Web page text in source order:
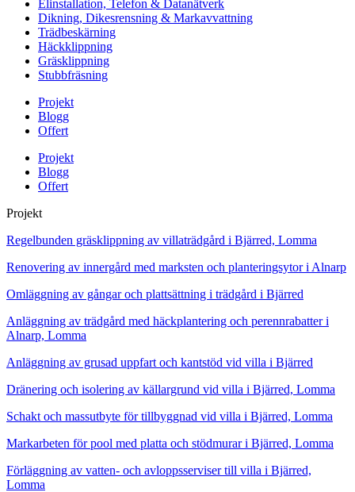
Elinstallation, Telefon & Datanätverk
Dikning, Dikesrensning & Markavvattning
Trädbeskärning
Häckklippning
Gräsklippning
Stubbfräsning
Projekt
Blogg
Offert
Projekt
Blogg
Offert
Projekt
Regelbunden gräsklippning av villaträdgård i Bjärred, Lomma
Renovering av innergård med marksten och planteringsytor i Alnarp
Omläggning av gångar och plattsättning i trädgård i Bjärred
Anläggning av trädgård med häckplantering och perennrabatter i
Alnarp, Lomma
Anläggning av grusad uppfart och kantstöd vid villa i Bjärred
Dränering och isolering av källargrund vid villa i Bjärred, Lomma
Schakt och massutbyte för tillbyggnad vid villa i Bjärred, Lomma
Markarbeten för pool med platta och stödmurar i Bjärred, Lomma
Förläggning av vatten- och avloppsserviser till villa i Bjärred,
Lomma